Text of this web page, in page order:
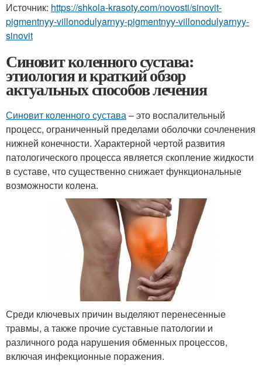
Источник: https://shkola-krasoty.com/novosti/sinovit-
pigmentnyy-villonodulyarnyy-pigmentnyy-villonodulyarnyy-
sinovit
Синовит коленного сустава:
этиология и краткий обзор
актуальных способов лечения
Синовит коленного сустава– это воспалительный
процесс, ограниченный пределами оболочки сочленения
нижней конечности. Характерной чертой развития
патологического процесса является скопление жидкости
в суставе, что существенно снижает функциональные
возможности колена.
Среди ключевых причин выделяют перенесенные
травмы, а также прочие суставные патологии и
различного рода нарушения обменных процессов,
включая инфекционные поражения.